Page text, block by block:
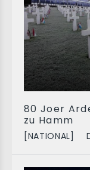
80 Joer
zu Hamm
[NATIONAL]